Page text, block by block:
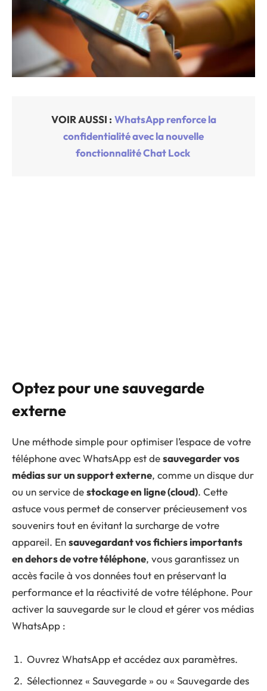
VOIR AUSSI : WhatsApp renforce la
confidentialité avec la nouvelle
fonctionnalité Chat Lock
Optez pour une sauvegarde
externe
Une méthode simple pour optimiser l’espace de votre
téléphone avec WhatsApp est desauvegarder vos
médias sur un support externe, comme un disque dur
ou un service destockage en ligne (cloud). Cette
astuce vous permet de conserver précieusement vos
souvenirs tout en évitant la surcharge de votre
appareil. Ensauvegardant vos fichiers importants
en dehors de votre téléphone, vous garantissez un
accès facile à vos données tout en préservant la
performance et la réactivité de votre téléphone. Pour
activer la sauvegarde sur le cloud et gérer vos médias
WhatsApp :
Ouvrez WhatsApp et accédez aux paramètres.
Sélectionnez « Sauvegarde » ou « Sauvegarde des